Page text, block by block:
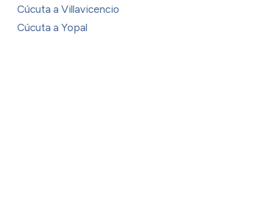
Cúcuta a Villavicencio
Cúcuta a Yopal